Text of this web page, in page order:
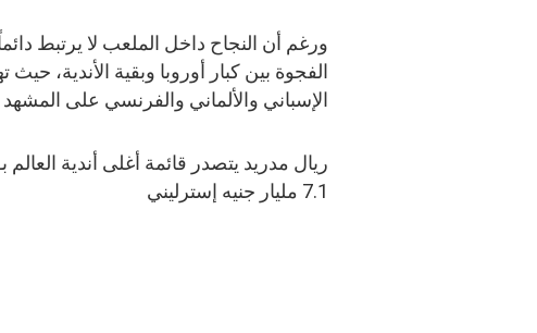
ورغم أن النجاح داخل الملعب لا يرتبط
الفجوة بين كبار أوروبا وبقية الأندية،
الإسباني والألماني والفرنسي على المشهد
ريال مدريد يتصدر قائمة أغلى أندية العالم
7.1 مليار جنيه إسترليني